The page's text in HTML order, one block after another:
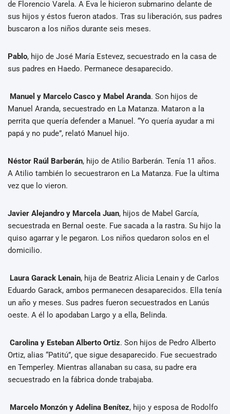
de Florencio Varela. A Eva le hicieron submarino delante de
sus hijos y éstos fueron atados. Tras su liberación, sus padres
buscaron a los niños durante seis meses.
Pablo, hijo de José María Estevez, secuestrado en la casa de
sus padres en Haedo. Permanece desaparecido.
Manuel y Marcelo Casco y Mabel Aranda. Son hijos de
Manuel Aranda, secuestrado en La Matanza. Mataron a la
perrita que quería defender a Manuel. “Yo quería ayudar a mi
papá y no pude”, relató Manuel hijo.
Néstor Raúl Barberán, hijo de Atilio Barberán. Tenía 11 años.
A Atilio también lo secuestraron en La Matanza. Fue la ultima
vez que lo vieron.
Javier Alejandro y Marcela Juan, hijos de Mabel García,
secuestrada en Bernal oeste. Fue sacada a la rastra. Su hijo la
quiso agarrar y le pegaron. Los niños quedaron solos en el
domicilio.
Laura Garack Lenain, hija de Beatriz Alicia Lenain y de Carlos
Eduardo Garack, ambos permanecen desaparecidos. Ella tenía
un año y meses. Sus padres fueron secuestrados en Lanús
oeste. A él lo apodaban Largo y a ella, Belinda.
Carolina y Esteban Alberto Ortiz. Son hijos de Pedro Alberto
Ortiz, alias “Patitú”, que sigue desaparecido. Fue secuestrado
en Temperley. Mientras allanaban su casa, su padre era
secuestrado en la fábrica donde trabajaba.
Marcelo Monzón y Adelina Benítez, hijo y esposa de Rodolfo